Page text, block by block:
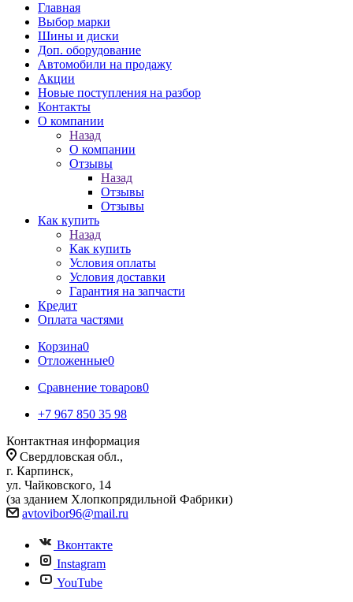
Главная
Выбор марки
Шины и диски
Доп. оборудование
Автомобили на продажу
Акции
Новые поступления на разбор
Контакты
О компании
Назад
О компании
Отзывы
Назад
Отзывы
Отзывы
Как купить
Назад
Как купить
Условия оплаты
Условия доставки
Гарантия на запчасти
Кредит
Оплата частями
Корзина0
Отложенные0
Сравнение товаров0
+7 967 850 35 98
Контактная информация
Свердловская обл.,
г. Карпинск,
ул. Чайковского, 14
(за зданием Хлопкопрядильной Фабрики)
avtovibor96@mail.ru
Вконтакте
Instagram
YouTube